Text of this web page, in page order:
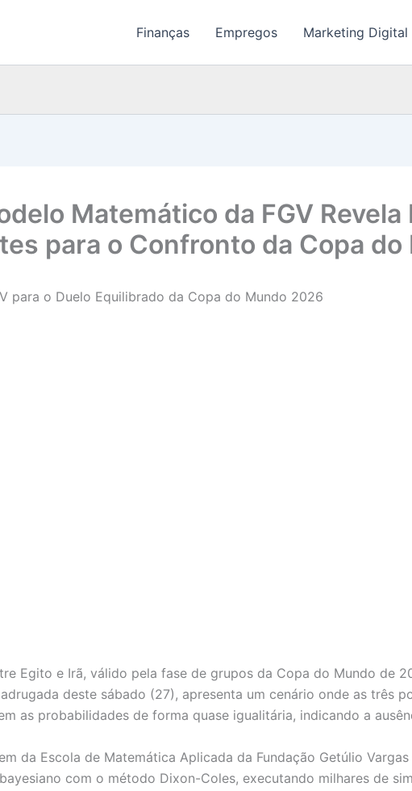
Finanças Empregos Marketing Digital
Matemático da FGV
para o Confronto da Copa
para o Duelo Equilibrado da Copa do Mundo 2026
Egito e Irã, válido pela fase de grupos da Copa do Mundo de
deste sábado (27), apresenta um cenário onde as três
as probabilidades de forma quase igualitária, indicando a
da Escola de Matemática Aplicada da Fundação Getúlio
com o método Dixon-Coles, executando milhares de